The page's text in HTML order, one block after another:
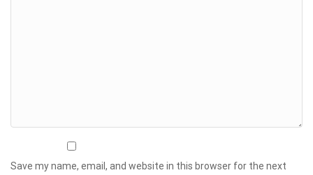
Save my name, email, and website in this browser for the next